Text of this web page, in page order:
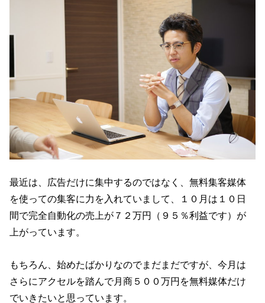
最近は、広告だけに集中するのではなく、無料集客媒体
を使っての集客に力を入れていまして、１０月は１０日
間で完全自動化の売上が７２万円（９５％利益です）が
上がっています。
もちろん、始めたばかりなのでまだまだですが、今月は
さらにアクセルを踏んで月商５００万円を無料媒体だけ
でいきたいと思っています。